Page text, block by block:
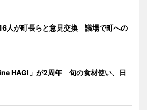
16人が町長らと意見交換 議場で町への
HAGI」が2周年 旬の食材使い、日